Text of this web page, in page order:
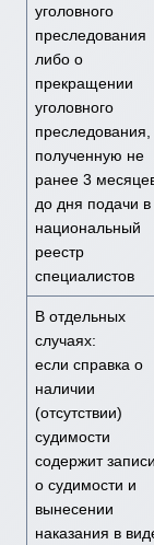
уголовного
преследования
либо о
прекращении
уголовного
преследования,
полученную не
ранее 3
до дня подачи в
национальный
реестр
специалистов
В отдельных
случаях:
если справка о
наличии
(отсутствии)
судимости
содержит записи
о судимости и
вынесении
наказания в